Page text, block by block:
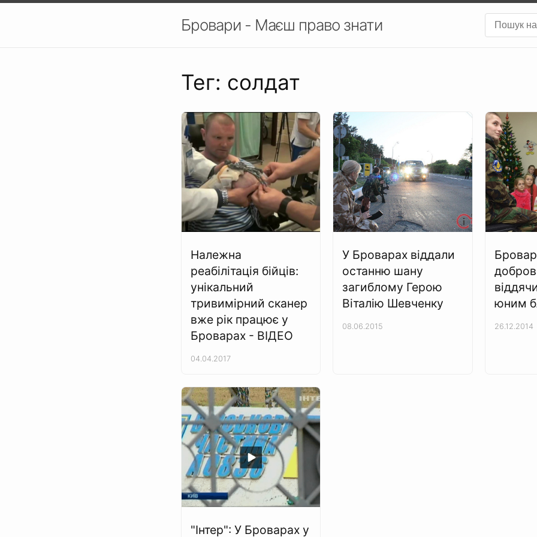
Бровари - Маєш право знати
Тег: солдат
Належна
реабілітація бійців:
унікальний
тривимірний сканер
вже рік працює у
Броварах - ВІДЕО
04.04.2017
У Броварах віддали
останню шану
загиблому Герою
Віталію Шевченку
08.06.2015
юним
26.12.2014
"Інтер": У Броварах у